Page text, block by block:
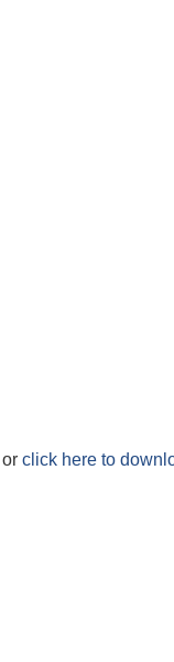
or click here to